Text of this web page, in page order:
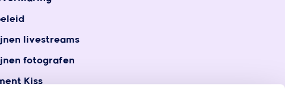
livestreams
fotografen
Kiss